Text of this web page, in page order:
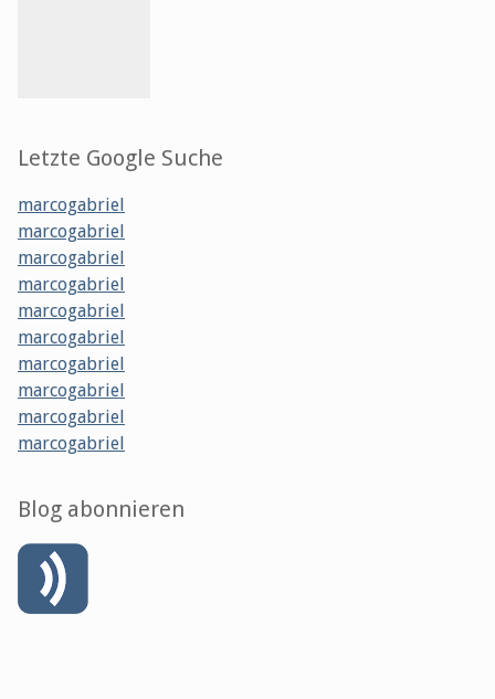
Letzte Google Suche
marcogabriel
marcogabriel
marcogabriel
marcogabriel
marcogabriel
marcogabriel
marcogabriel
marcogabriel
marcogabriel
marcogabriel
Blog abonnieren